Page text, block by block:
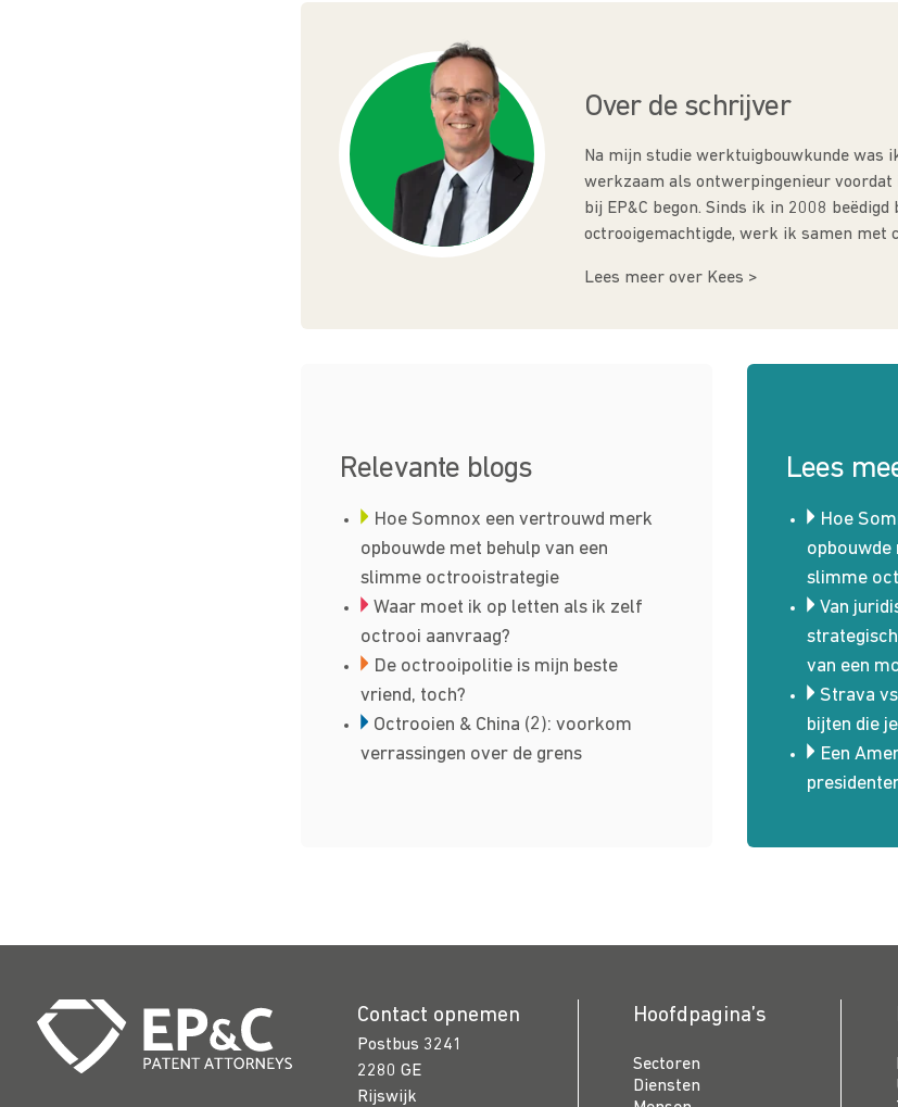
Over de schrijver
Na mijn studie werktuigbouwkunde was
werkzaam als ontwerpingenieur voordat
bij EP&C begon. Sinds ik in 2008 beëdigd
octrooigemachtigde, werk ik samen met
Lees meer over Kees >
Relevante blogs
Hoe Somnox een vertrouwd merk
opbouwde met behulp van een
slimme octrooistrategie
Waar moet ik op letten als ik zelf
octrooi aanvraag?
De octrooipolitie is mijn beste
vriend, toch?
Octrooien & China (2): voorkom
verrassingen over de grens
Lees
Hoe
opbouwde
slimme
Van
van een
Strava
bijten die
Een
Contact opnemen
Postbus 3241
2280 GE
Rijswijk
Hoofdpagina’s
Sectoren
Diensten